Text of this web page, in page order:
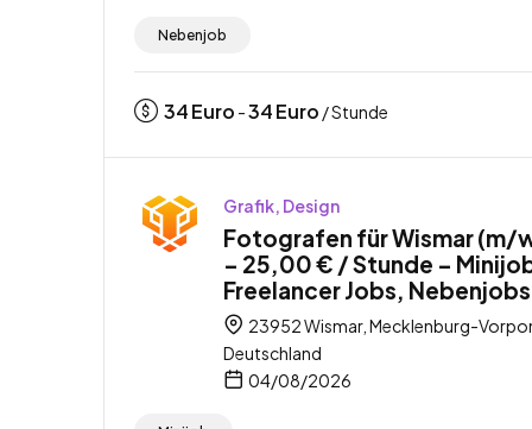
Nebenjob
34Euro -34Euro / Stunde
Grafik, Design
Fotografen für Wismar (m/
– 25,00 € / Stunde –
Freelancer Jobs, Nebenjobs
23952 Wismar, Mecklenburg-
Deutschland
04/08/2026